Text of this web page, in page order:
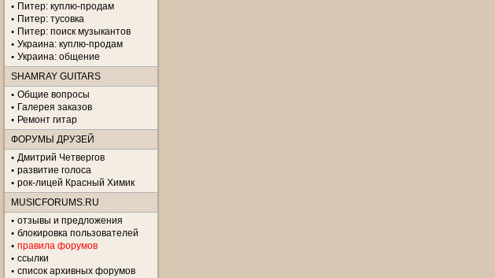
Питер: куплю-продам
Питер: тусовка
Питер: поиск музыкантов
Украина: куплю-продам
Украина: общение
SHAMRAY GUITARS
Общие вопросы
Галерея заказов
Ремонт гитар
ФОРУМЫ ДРУЗЕЙ
Дмитрий Четвергов
развитие голоса
рок-лицей Красный Химик
MUSICFORUMS.RU
отзывы и предложения
блокировка пользователей
правила форумов
ссылки
список архивных форумов